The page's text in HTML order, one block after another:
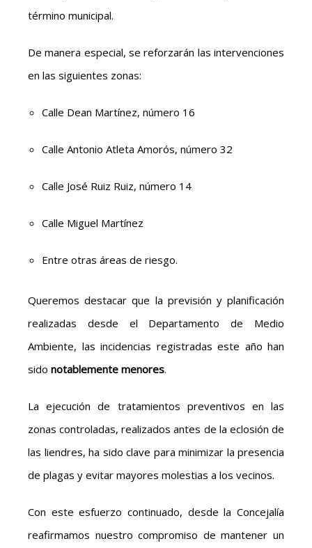
término municipal.
De manera especial, se reforzarán las intervenciones
en las siguientes zonas:
Calle Dean Martínez, número 16
Calle Antonio Atleta Amorós, número 32
Calle José Ruiz Ruiz, número 14
Calle Miguel Martínez
Entre otras áreas de riesgo.
Queremos destacar que la previsión y planificación
realizadas desde el Departamento de Medio
Ambiente, las incidencias registradas este año han
sido notablemente menores.
La ejecución de tratamientos preventivos en las
zonas controladas, realizados antes de la eclosión de
las liendres, ha sido clave para minimizar la presencia
de plagas y evitar mayores molestias a los vecinos.
Con este esfuerzo continuado, desde la Concejalía
reafirmamos nuestro compromiso de mantener un